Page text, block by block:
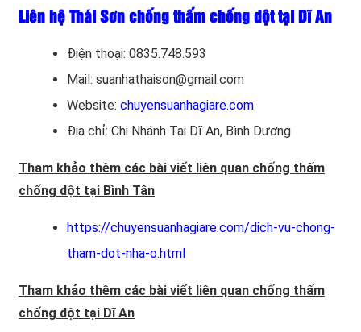
Liên hệ Thái Sơn chống thấm chống dột tại Dĩ An
Điện thoại: 0835.748.593
Mail: suanhathaison@gmail.com
Website: chuyensuanhagiare.com
Địa chỉ: Chi Nhánh Tại Dĩ An, Bình Dương
Tham khảo thêm các bài viết liên quan chống thấm
chống dột tại Bình Tân
https://chuyensuanhagiare.com/dich-vu-chong-
tham-dot-nha-o.html
Tham khảo thêm các bài viết liên quan chống thấm
chống dột tại Dĩ An